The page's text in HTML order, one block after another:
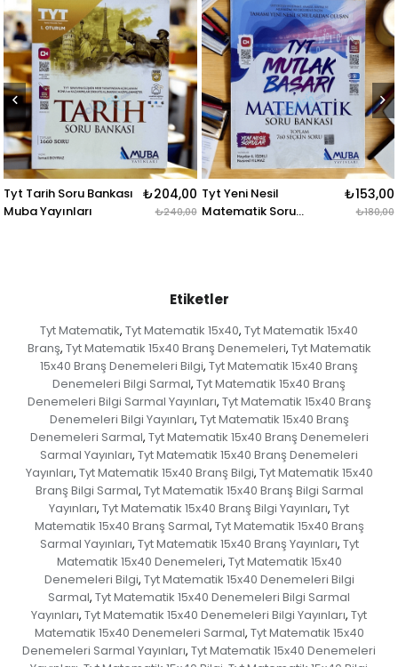
₺204,00
₺240,00
Tyt Yeni Nesil
Matematik Soru
₺153,00
₺180,00
Tyt Kimya Soru
Muba Yayınları
Etiketler
Tyt Matematik, Tyt Matematik 15x40, Tyt Matematik 15x40
Branş, Tyt Matematik 15x40 Branş Denemeleri, Tyt Matematik
15x40 Branş Denemeleri Bilgi, Tyt Matematik 15x40 Branş
Denemeleri Bilgi Sarmal, Tyt Matematik 15x40 Branş
Denemeleri Bilgi Sarmal Yayınları, Tyt Matematik 15x40 Branş
Denemeleri Bilgi Yayınları, Tyt Matematik 15x40 Branş
Denemeleri Sarmal, Tyt Matematik 15x40 Branş Denemeleri
Sarmal Yayınları, Tyt Matematik 15x40 Branş Denemeleri
Yayınları, Tyt Matematik 15x40 Branş Bilgi, Tyt Matematik 15x40
Branş Bilgi Sarmal, Tyt Matematik 15x40 Branş Bilgi Sarmal
Yayınları, Tyt Matematik 15x40 Branş Bilgi Yayınları, Tyt
Matematik 15x40 Branş Sarmal, Tyt Matematik 15x40 Branş
Sarmal Yayınları, Tyt Matematik 15x40 Branş Yayınları, Tyt
Matematik 15x40 Denemeleri, Tyt Matematik 15x40
Denemeleri Bilgi, Tyt Matematik 15x40 Denemeleri Bilgi
Sarmal, Tyt Matematik 15x40 Denemeleri Bilgi Sarmal
Yayınları, Tyt Matematik 15x40 Denemeleri Bilgi Yayınları, Tyt
Matematik 15x40 Denemeleri Sarmal, Tyt Matematik 15x40
Denemeleri Sarmal Yayınları, Tyt Matematik 15x40 Denemeleri